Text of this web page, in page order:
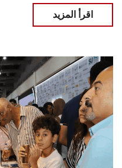
اقرأ المزيد